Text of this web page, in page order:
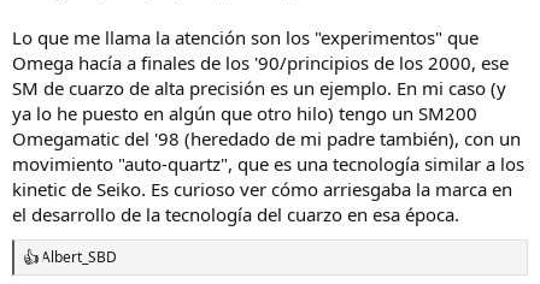
Ver el archivos adjunto 3474698
Ficha técnica: Un cronógrafo clásico de cuarzo con una estética muy
de los 90. Caja dorada, números romanos y dial blanco con
subesferas dispuestas de forma muy equilibrada. Es un reloj que
destila una elegancia "retro" muy interesante.
Estado:Correctamente conservado, con una correa de piel marrón
que le sienta de maravilla.
2. Seiko 5 Quartz
Ver el archivos adjunto 3474699
Lo que me llama la atención son los "experimentos" que
Omega hacía a finales de los '90/principios de los 2000, ese
SM de cuarzo de alta precisión es un ejemplo. En mi caso (y
ya lo he puesto en algún que otro hilo) tengo un SM200
Omegamatic del '98 (heredado de mi padre también), con un
movimiento "auto-quartz", que es una tecnología similar a los
kinetic de Seiko. Es curioso ver cómo arriesgaba la marca en
el desarrollo de la tecnología del cuarzo en esa época.
R
Albert_SBD